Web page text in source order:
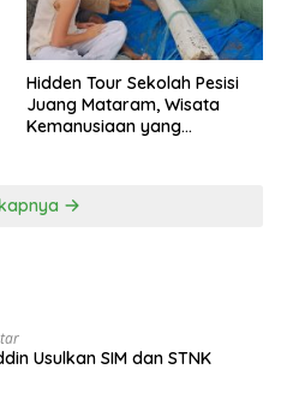
Hidden Tour Sekolah Pesisi
Juang Mataram, Wisata
Kemanusiaan yang
Usulkan SIM dan STNK